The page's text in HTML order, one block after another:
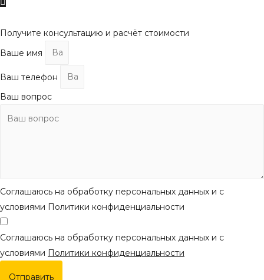
Получите консультацию и расчёт стоимости
Ваше имя
Ваш телефон
Ваш вопрос
Соглашаюсь на обработку персональных данных и с
условиями Политики конфиденциальности
Соглашаюсь на обработку персональных данных и с
условиями Политики конфиденциальности
Отправить